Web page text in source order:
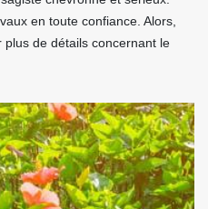
en toute confiance. Alors,
de détails concernant le